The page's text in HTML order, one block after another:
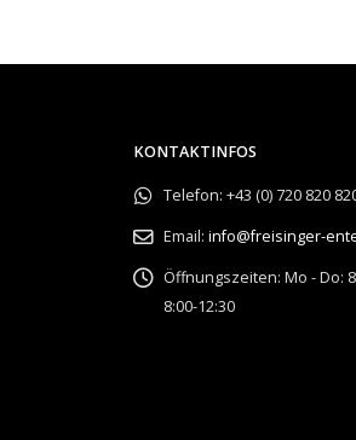
KONTAKTINFOS
Telefon: +43 (0) 720 820
Email: info@freisinger-
Öffnungszeiten: Mo - Do:
8:00-12:30